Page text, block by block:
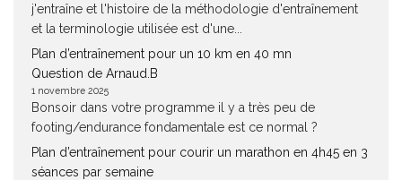
j'entraîne et l'histoire de la méthodologie d'entraînement
et la terminologie utilisée est d'une...
Plan d’entraînement pour un 10 km en 40 mn
Question de Arnaud.B
1 novembre 2025
Bonsoir dans votre programme il y a très peu de
footing/endurance fondamentale est ce normal ?
Plan d’entraînement pour courir un marathon en 4h45 en 3
séances par semaine